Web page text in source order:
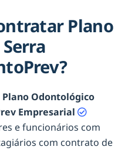
Plano
Odontológico
Empresarial
e funcionários com
com contrato de